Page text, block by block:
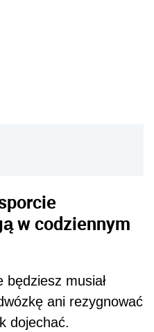
w codziennym
będziesz musiał
ani rezygnować
dojechać.